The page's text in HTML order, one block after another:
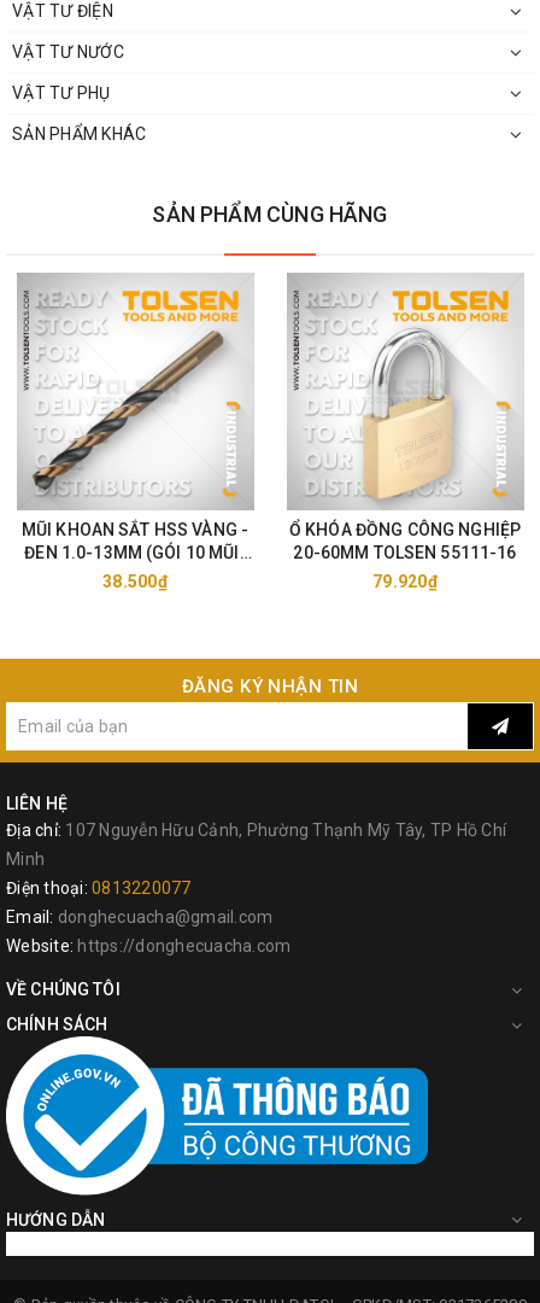
VẬT TƯ ĐIỆN
VẬT TƯ NƯỚC
VẬT TƯ PHỤ
SẢN PHẨM KHÁC
SẢN PHẨM CÙNG HÃNG
MŨI KHOAN SẮT HSS VÀNG -
ĐEN 1.0-13MM (GÓI 10 MŨI)
TOLSEN 75105-33
38.500₫
Ổ KHÓA ĐỒNG CÔNG NGHIỆP
20-60MM TOLSEN 55111-16
79.920₫
ĐĂNG KÝ NHẬN TIN
LIÊN HỆ
Địa chỉ: 107 Nguyễn Hữu Cảnh, Phường Thạnh Mỹ Tây, TP Hồ Chí
Minh
Điện thoại: 0813220077
Email: donghecuacha@gmail.com
Website: https://donghecuacha.com
VỀ CHÚNG TÔI
CHÍNH SÁCH
HƯỚNG DẪN